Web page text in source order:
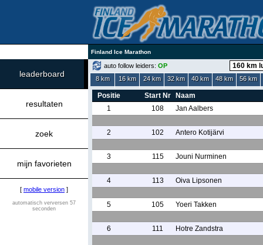
Finland Ice Marathon
leaderboard
resultaten
zoek
mijn favorieten
[ mobile version ]
automatisch verversen 57
seconden
auto follow leiders: OP
8 km
16 km 24 km 32 km 40 km 48 km 56 km
Positie Start Nr
Naam
1
108 Jan Aalbers
2 102 Antero Kotijärvi
3 115 Jouni Nurminen
4 113 Oiva Lipsonen
5 105 Yoeri Takken
6 111 Hotre Zandstra